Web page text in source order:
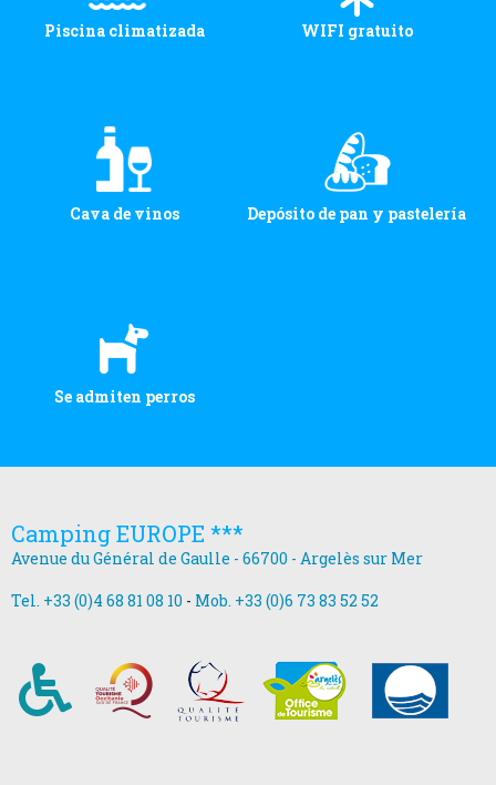
Piscina climatizada WIFI gratuito
Cava de vinos Depósito de pan y pastelería
Se admiten perros
Camping EUROPE ***
Avenue du Général de Gaulle - 66700 - Argelès sur Mer
Tel. +33 (0)4 68 81 08 10 - Mob. +33 (0)6 73 83 52 52